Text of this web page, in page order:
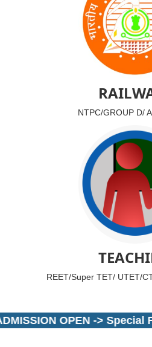
OPEN -> Special
NTPC/GROUP D/
REET/Super TET/ UTET/